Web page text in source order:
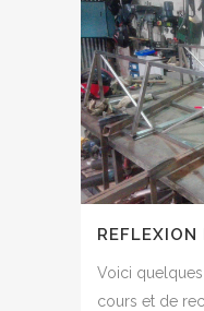
REFLEXION
Voici
cours et de